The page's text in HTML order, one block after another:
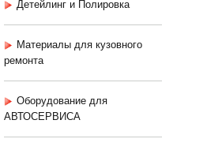
Детейлинг и Полировка
Материалы для кузовного
ремонта
Оборудование для
АВТОСЕРВИСА